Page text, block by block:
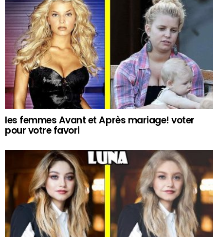
les femmes Avant et Après mariage! voter
pour votre favori